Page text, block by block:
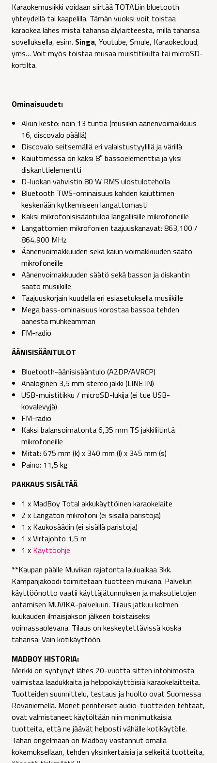
Karaokemusiikki voidaan siirtää TOTALiin bluetooth
yhteydellä tai kaapelilla. Tämän vuoksi voit toistaa
karaokea lähes mistä tahansa älylaitteesta, millä tahansa
sovelluksella, esim. Singa, Youtube, Smule, Karaokecloud,
yms… Voit myös toistaa musaa muistitikulta tai microSD-
kortilta.
Ominaisuudet:
Akun kesto: noin 13 tuntia (musiikin äänenvoimakkuus
16, discovalo päällä)
Discovalo seitsemällä eri valaistustyylillä ja värillä
Kaiuttimessa on kaksi 8″ bassoelementtiä ja yksi
diskanttielementti
D-luokan vahvistin 80 W RMS ulostuloteholla
Bluetooth TWS-ominaisuus kahden kaiuttimen
keskenään kytkemiseen langattomasti
Kaksi mikrofonisisääntuloa langallisille mikrofoneille
Langattomien mikrofonien taajuuskanavat: 863,100 /
864,900 MHz
Äänenvoimakkuuden sekä kaiun voimakkuuden säätö
mikrofoneille
Äänenvoimakkuuden säätö sekä basson ja diskantin
säätö musiikille
Taajuuskorjain kuudella eri esiasetuksella musiikille
Mega bass-ominaisuus korostaa bassoa tehden
äänestä muhkeamman
FM-radio
ÄÄNISISÄÄNTULOT
Bluetooth-äänisisääntulo (A2DP/AVRCP)
Analoginen 3,5 mm stereo jakki (LINE IN)
USB-muistitikku / microSD-lukija (ei tue USB-
kovalevyjä)
FM-radio
Kaksi balansoimatonta 6,35 mm TS jakkiliitintä
mikrofoneille
Mitat: 675 mm (k) x 340 mm (l) x 345 mm (s)
Paino: 11,5 kg
PAKKAUS SISÄLTÄÄ
1 x MadBoy Total akkukäyttöinen karaokelaite
2 x Langaton mikrofoni (ei sisällä paristoja)
1 x Kaukosäädin (ei sisällä paristoja)
1 x Virtajohto 1,5 m
1 x Käyttöohje
**Kaupan päälle Muvikan rajatonta lauluaikaa 3kk.
Kampanjakoodi toimitetaan tuotteen mukana. Palvelun
käyttöönotto vaatii käyttäjätunnuksen ja maksutietojen
antamisen MUVIKA-palveluun. Tilaus jatkuu kolmen
kuukauden ilmaisjakson jälkeen toistaiseksi
voimassaolevana. Tilaus on keskeytettävissä koska
tahansa. Vain kotikäyttöön.
MADBOY HISTORIA:
Merkki on syntynyt lähes 20-vuotta sitten intohimosta
valmistaa laadukkaita ja helppokäyttöisiä karaokelaitteita.
Tuotteiden suunnittelu, testaus ja huolto ovat Suomessa
Rovaniemellä. Monet perinteiset audio-tuotteiden tehtaat,
ovat valmistaneet käytöltään niin monimutkaisia
tuotteita, että ne jäävät helposti vähälle kotikäytölle.
Tähän ongelmaan on Madboy vastannut omalla
kokemuksellaan, tehden yksinkertaisia ja selkeitä tuotteita,